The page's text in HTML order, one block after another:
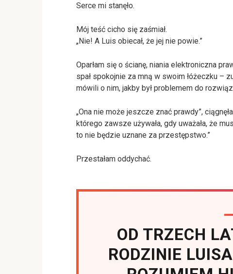
Serce mi stanęło.
Mój teść cicho się zaśmiał.
„Nie! A Luis obiecał, że jej nie powie.”
Oparłam się o ścianę, niania elektroniczna
spał spokojnie za mną w swoim łóżeczku –
mówili o nim, jakby był problemem do
„Ona nie może jeszcze znać prawdy”,
którego zawsze używała, gdy uważała, że
to nie będzie uznane za przestępstwo.”
Przestałam oddychać.
OD TRZECH
RODZINIE